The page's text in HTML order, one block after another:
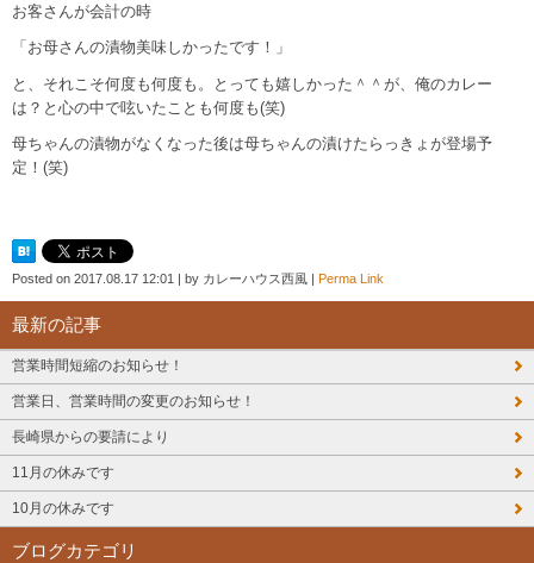
お客さんが会計の時
「お母さんの漬物美味しかったです！」
と、それこそ何度も何度も。とっても嬉しかった＾＾が、俺のカレー
は？と心の中で呟いたことも何度も(笑)
母ちゃんの漬物がなくなった後は母ちゃんの漬けたらっきょが登場予
定！(笑)
Posted on 2017.08.17 12:01 by カレーハウス西風 Perma Link
最新の記事
営業時間短縮のお知らせ！
営業日、営業時間の変更のお知らせ！
長崎県からの要請により
11月の休みです
10月の休みです
ブログカテゴリ